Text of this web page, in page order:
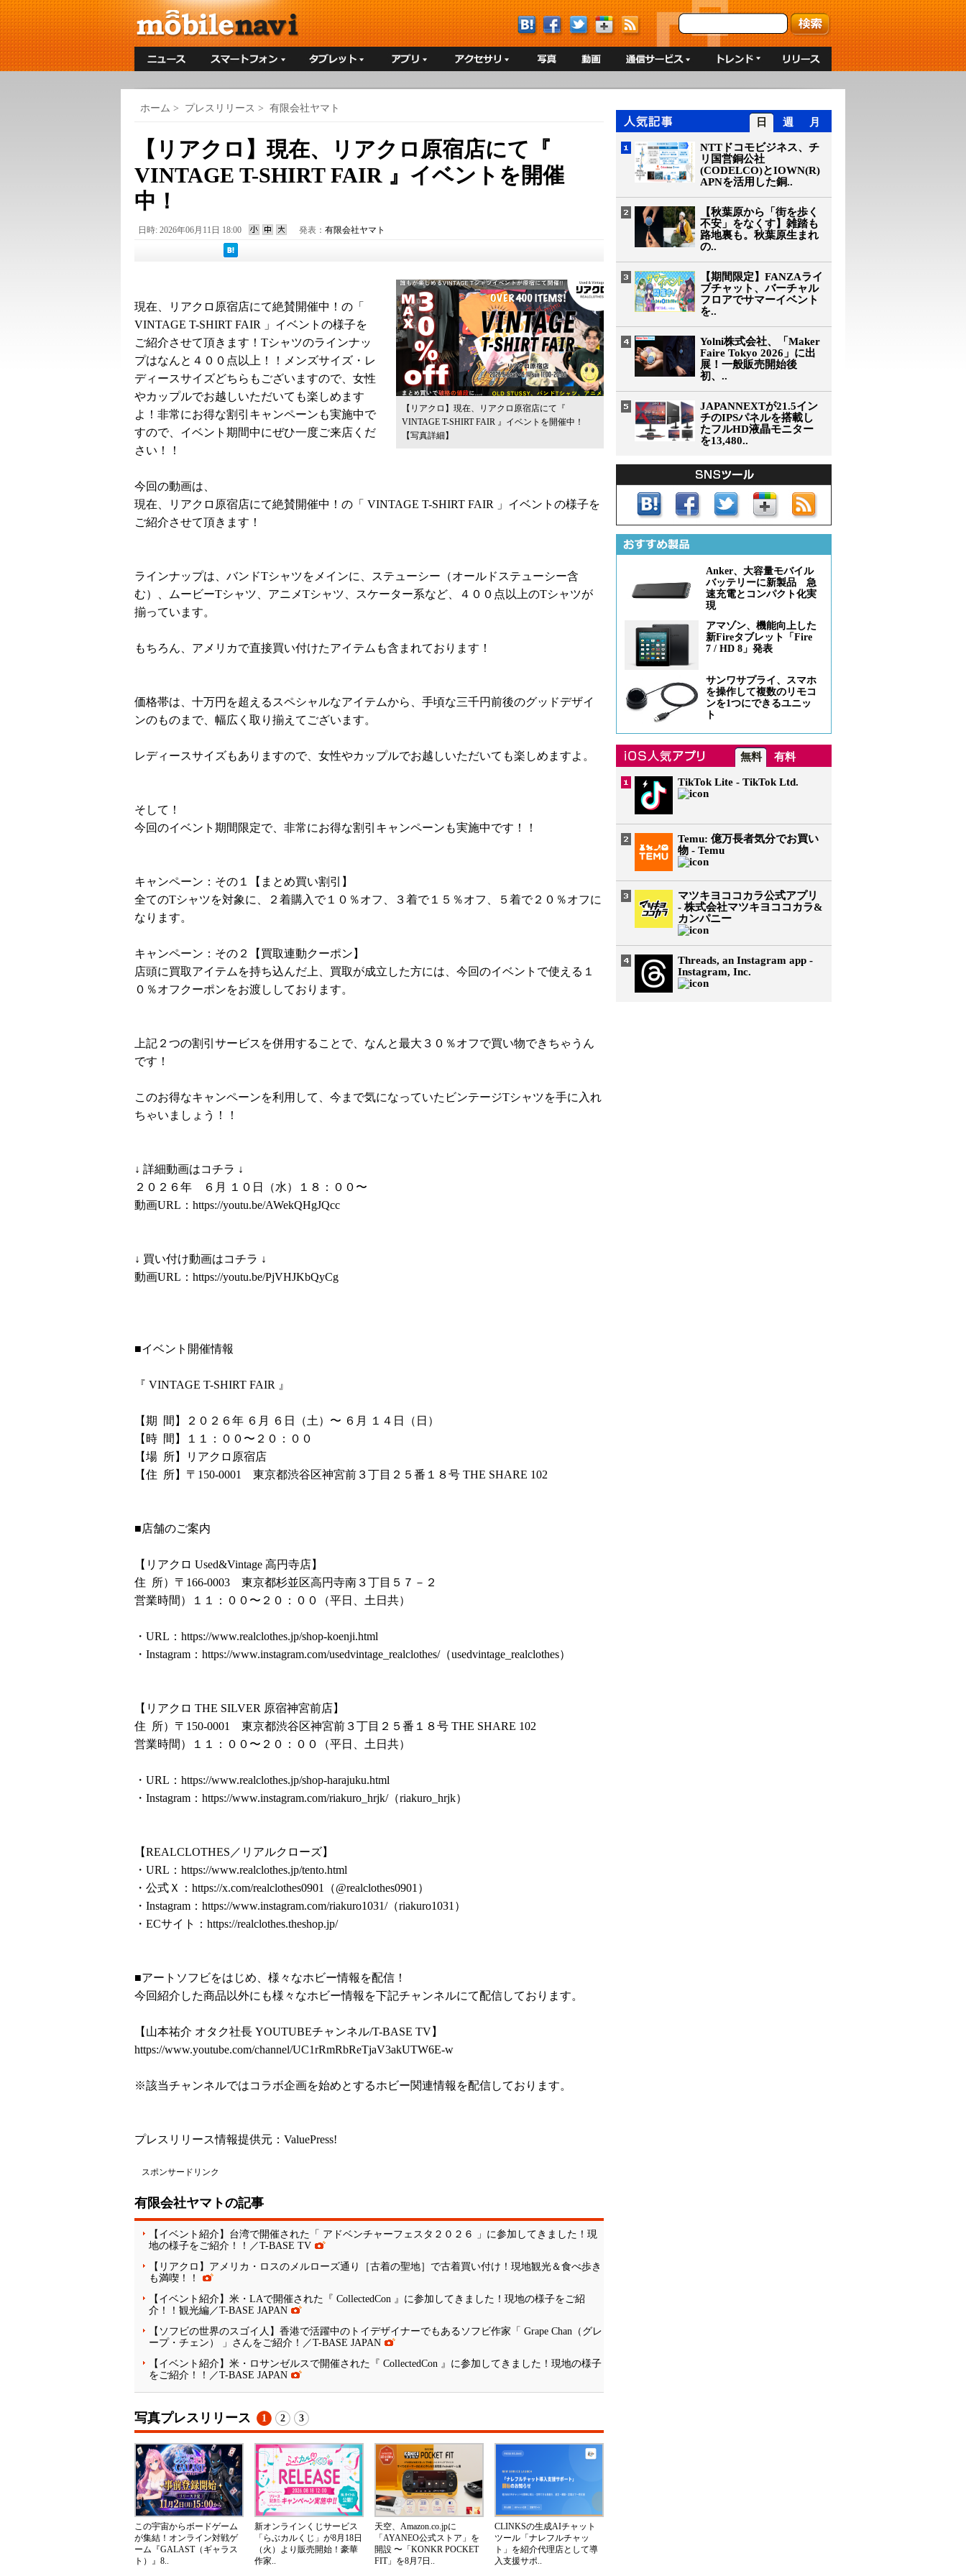
ホーム > プレスリリース > 有限会社ヤマト
【リアクロ】現在、リアクロ原宿店にて『
VINTAGE T-SHIRT FAIR 』イベントを開催
中！
日時: 2026年06月11日 18:00 発表： 有限会社ヤマト
【リアクロ】現在、リアクロ原宿店にて『
VINTAGE T-SHIRT FAIR 』イベントを開催中！
【写真詳細】
現在、リアクロ原宿店にて絶賛開催中！の「
VINTAGE T-SHIRT FAIR 」イベントの様子を
ご紹介させて頂きます！Tシャツのラインナッ
プはなんと４００点以上！！メンズサイズ・レ
ディースサイズどちらもございますので、女性
やカップルでお越しいただいても楽しめます
よ！非常にお得な割引キャンペーンも実施中で
すので、イベント期間中にぜひ一度ご来店くだ
さい！！
今回の動画は、
現在、リアクロ原宿店にて絶賛開催中！の「 VINTAGE T-SHIRT FAIR 」イベントの様子を
ご紹介させて頂きます！
ラインナップは、バンドTシャツをメインに、ステューシー（オールドステューシー含
む）、ムービーTシャツ、アニメTシャツ、スケーター系など、４００点以上のTシャツが
揃っています。
もちろん、アメリカで直接買い付けたアイテムも含まれております！
価格帯は、十万円を超えるスペシャルなアイテムから、手頃な三千円前後のグッドデザイ
ンのものまで、幅広く取り揃えてございます。
レディースサイズもありますので、女性やカップルでお越しいただいても楽しめますよ。
そして！
今回のイベント期間限定で、非常にお得な割引キャンペーンも実施中です！！
キャンペーン：その１【まとめ買い割引】
全てのTシャツを対象に、２着購入で１０％オフ、３着で１５％オフ、５着で２０％オフに
なります。
キャンペーン：その２【買取連動クーポン】
店頭に買取アイテムを持ち込んだ上、買取が成立した方には、今回のイベントで使える１
０％オフクーポンをお渡ししております。
上記２つの割引サービスを併用することで、なんと最大３０％オフで買い物できちゃうん
です！
このお得なキャンペーンを利用して、今まで気になっていたビンテージTシャツを手に入れ
ちゃいましょう！！
↓ 詳細動画はコチラ ↓
２０２６年 ６月 １０日（水）１８：００〜
動画URL： https://youtu.be/AWekQHgJQcc
↓ 買い付け動画はコチラ ↓
動画URL： https://youtu.be/PjVHJKbQyCg
■イベント開催情報
『 VINTAGE T-SHIRT FAIR 』
【期 間】２０２６年 ６月 ６日（土）〜 ６月 １４日（日）
【時 間】１１：００〜２０：００
【場 所】リアクロ原宿店
【住 所】〒150-0001 東京都渋谷区神宮前３丁目２５番１８号 THE SHARE 102
■店舗のご案内
【リアクロ Used&Vintage 高円寺店】
住 所）〒166-0003 東京都杉並区高円寺南３丁目５７－２
営業時間）１１：００〜２０：００（平日、土日共）
・URL： https://www.realclothes.jp/shop-koenji.html
・Instagram： https://www.instagram.com/usedvintage_realclothes/（usedvintage_realclothes）
【リアクロ THE SILVER 原宿神宮前店】
住 所）〒150-0001 東京都渋谷区神宮前３丁目２５番１８号 THE SHARE 102
営業時間）１１：００〜２０：００（平日、土日共）
・URL： https://www.realclothes.jp/shop-harajuku.html
・Instagram： https://www.instagram.com/riakuro_hrjk/（riakuro_hrjk）
【REALCLOTHES／リアルクローズ】
・URL： https://www.realclothes.jp/tento.html
・公式Ｘ： https://x.com/realclothes0901
（@realclothes0901）
・Instagram： https://www.instagram.com/riakuro1031/（riakuro1031）
・ECサイト： https://realclothes.theshop.jp/
■アートソフビをはじめ、様々なホビー情報を配信！
今回紹介した商品以外にも様々なホビー情報を下記チャンネルにて配信しております。
【山本祐介 オタク社長 YOUTUBEチャンネル/T-BASE TV】
https://www.youtube.com/channel/UC1rRmRbReTjaV3akUTW6E-w
※該当チャンネルではコラボ企画を始めとするホビー関連情報を配信しております。
プレスリリース情報提供元： ValuePress!
スポンサードリンク
有限会社ヤマトの記事
【イベント紹介】台湾で開催された「 アドベンチャーフェスタ２０２６ 」に参加してきました！現
地の様子をご紹介！！／T-BASE TV
【リアクロ】アメリカ・ロスのメルローズ通り［古着の聖地］で古着買い付け！現地観光＆食べ歩き
も満喫！！
【イベント紹介】米・LAで開催された『 CollectedCon 』に参加してきました！現地の様子をご紹
介！！観光編／T-BASE JAPAN
【ソフビの世界のスゴイ人】香港で活躍中のトイデザイナーでもあるソフビ作家「 Grape Chan（グレ
ープ・チェン） 」さんをご紹介！／T-BASE JAPAN
【イベント紹介】米・ロサンゼルスで開催された『 CollectedCon 』に参加してきました！現地の様子
をご紹介！！／T-BASE JAPAN
写真プレスリリース 1 2 3
この宇宙からボードゲーム
が集結！オンライン対戦ゲ
ーム『GALAST（ギャラス
ト）』8..
新オンラインくじサービス
「らぶカルくじ」が8月18日
（火）より販売開始！豪華
作家..
天空、Amazon.co.jpに
「AYANEO公式ストア」を
開設 〜「KONKR POCKET
FIT」を8月7日..
CLINKSの生成AIチャット
ツール「ナレフルチャッ
ト」を紹介代理店として導
入支援サポ..
日 週 月
NTTドコモビジネス、チ
リ国営銅公社
(CODELCO)とIOWN(R)
APNを活用した銅..
【秋葉原から「街を歩く
不安」をなくす】雑踏も
路地裏も。秋葉原生まれ
の..
【期間限定】FANZAライ
ブチャット、バーチャル
フロアでサマーイベント
を..
Yolni株式会社、「Maker
Faire Tokyo 2026」に出
展！一般販売開始後
初、..
JAPANNEXTが21.5イン
チのIPSパネルを搭載し
たフルHD液晶モニター
を13,480..
Anker、大容量モバイル
バッテリーに新製品 急
速充電とコンパクト化実
現
アマゾン、機能向上した
新Fireタブレット「Fire
7 / HD 8」発表
サンワサプライ、スマホ
を操作して複数のリモコ
ンを1つにできるユニッ
ト
無料 有料
TikTok Lite - TikTok Ltd.
Temu: 億万長者気分でお買い
物 - Temu
マツキヨココカラ公式アプリ
- 株式会社マツキヨココカラ&
カンパニー
Threads, an Instagram app -
Instagram, Inc.